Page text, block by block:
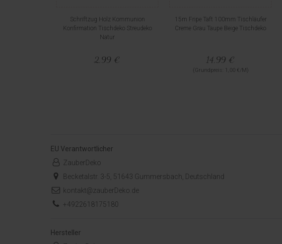
Schriftzug Holz Kommunion
Konfirmation Tischdeko Streudeko
Natur
2,99 €
15m Fripe Taft 100mm Tischläufer
Creme Grau Taupe Beige Tischdeko
14,99 €
(Grundpreis: 1,00 €/M)
EU Verantwortlicher
ZauberDeko
Becketalstr. 3-5, 51643 Gummersbach, Deutschland
kontakt@zauberDeko.de
+4922618175180
Hersteller